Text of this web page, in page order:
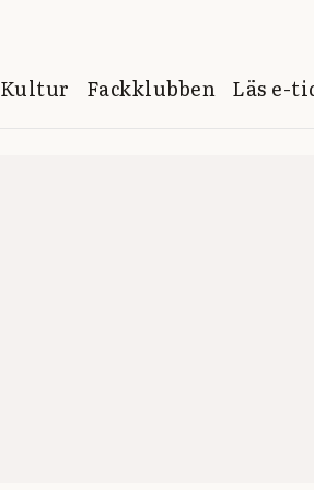
Kultur Fackklubben Läs e-